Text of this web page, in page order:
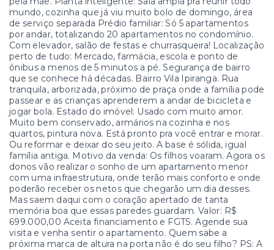
mundo, cozinha que já viu muito bolo de domingo, área
de serviço separada Prédio familiar: Só 5 apartamentos
por andar, totalizando 20 apartamentos no condomínio.
Com elevador, salão de festas e churrasqueira! Localização
perto de tudo: Mercado, farmácia, escola e ponto de
ônibus a menos de 5 minutos a pé. Segurança de bairro
que se conhece há décadas. Bairro Vila Ipiranga. Rua
tranquila, arborizada, próximo de praça onde a família pode
passear e as crianças aprenderem a andar de bicicleta e
jogar bola. Estado do imóvel: Usado com muito amor.
Muito bem conservado, armários na cozinha e nos
quartos, pintura nova. Está pronto pra você entrar e morar.
Ou reformar e deixar do seu jeito. A base é sólida, igual
família antiga. Motivo da venda: Os filhos voaram. Agora os
donos vão realizar o sonho de um apartamento menor
com uma infraestrutura, onde terão mais conforto e onde
poderão receber os netos que chegarão um dia desses.
Mas saem daqui com o coração apertado de tanta
memória boa que essas paredes guardam. Valor: R$
699.000,00 Aceita financiamento e FGTS. Agende sua
visita e venha sentir o apartamento. Quem sabe a
próxima marca de altura na porta não é do seu filho? PS: A